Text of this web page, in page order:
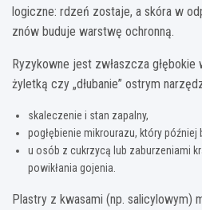
logiczne: rdzeń zostaje, a skóra w
znów buduje warstwę ochronną.
Ryzykowne jest zwłaszcza głębokie
żyletką czy „dłubanie” ostrym
skaleczenie i stan zapalny,
pogłębienie mikrourazu, który
u osób z cukrzycą lub zaburzeniami
powikłania gojenia.
Plastry z kwasami (np. salicylowym)